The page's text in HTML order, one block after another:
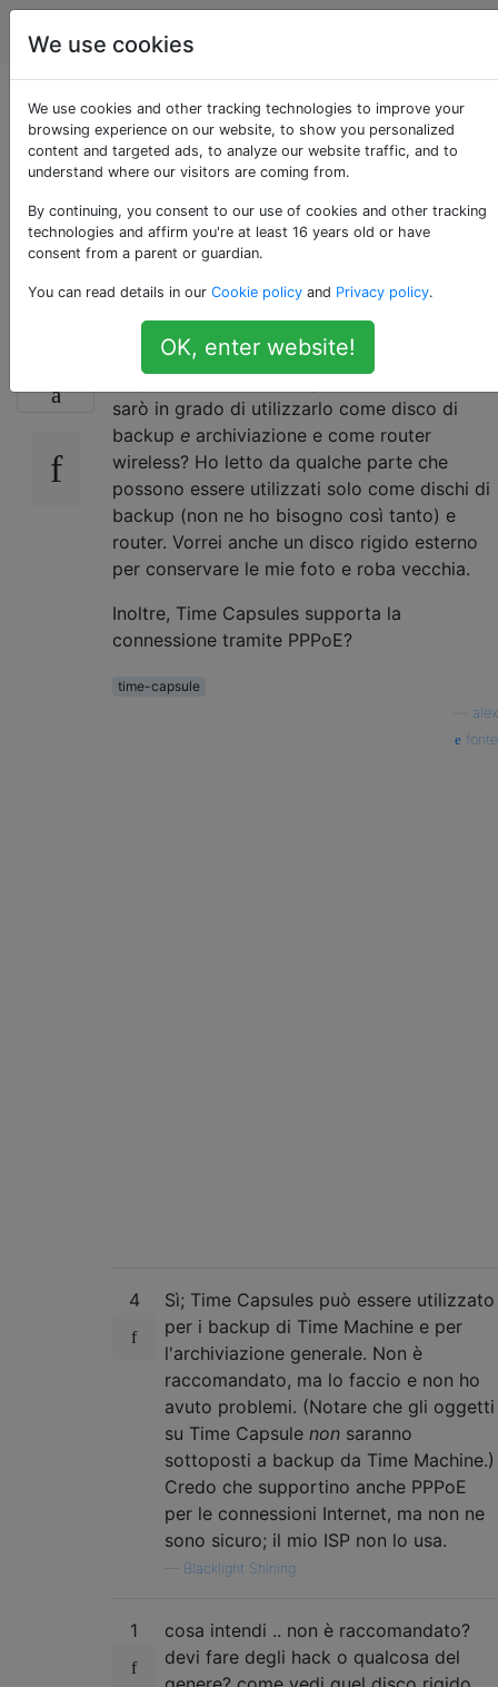
Apple
Posso usare Time
Capsule come disco
di archiviazione per
tutti gli usi?
Ho un MacBook Pro e sto pensando di
acquistare una Time Capsule. In tal caso,
sarò in grado di utilizzarlo come disco di
backup e archiviazione e come router
wireless? Ho letto da qualche parte che
possono essere utilizzati solo come dischi di
backup (non ne ho bisogno così tanto) e
router. Vorrei anche un disco rigido esterno
per conservare le mie foto e roba vecchia.
Inoltre, Time Capsules supporta la
connessione tramite PPPoE?
time-capsule
alex
fonte
4
Sì; Time Capsules può essere utilizzato
per i backup di Time Machine e per
l'archiviazione generale. Non è
raccomandato, ma lo faccio e non ho
avuto problemi. (Notare che gli oggetti
su Time Capsule non saranno
sottoposti a backup da Time Machine.)
Credo che supportino anche PPPoE
per le connessioni Internet, ma non ne
sono sicuro; il mio ISP non lo usa.
Blacklight Shining
1
cosa intendi .. non è raccomandato?
devi fare degli hack o qualcosa del
We use cookies
We use cookies and other tracking technologies to improve your
browsing experience on our website, to show you personalized
content and targeted ads, to analyze our website traffic, and to
understand where our visitors are coming from.
By continuing, you consent to our use of cookies and other tracking
technologies and affirm you're at least 16 years old or have
consent from a parent or guardian.
You can read details in our Cookie policy and Privacy policy.
OK, enter website!